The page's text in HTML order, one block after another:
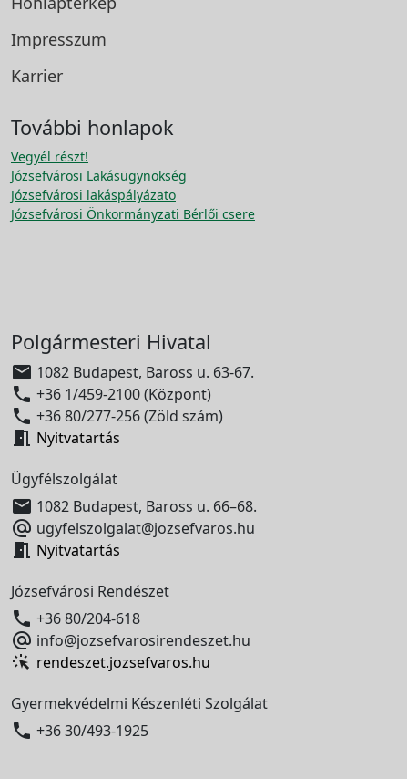
Impresszum
Karrier
További honlapok
Vegyél részt!
Józsefvárosi Lakásügynökség
Józsefvárosi lakáspályázato
Józsefvárosi Önkormányzati Bérlői csere
Polgármesteri Hivatal
 1082 Budapest, Baross u. 63-67.
 +36 1/459-2100 (Központ)
 +36 80/277-256 (Zöld szám)
 Nyitvatartás
Ügyfélszolgálat
 1082 Budapest, Baross u. 66–68.
 ugyfelszolgalat@jozsefvaros.hu
 Nyitvatartás
Józsefvárosi Rendészet
 +36 80/204-618
 info@jozsefvarosirendeszet.hu
rendeszet.jozsefvaros.hu
Gyermekvédelmi Készenléti Szolgálat
 +36 30/493-1925